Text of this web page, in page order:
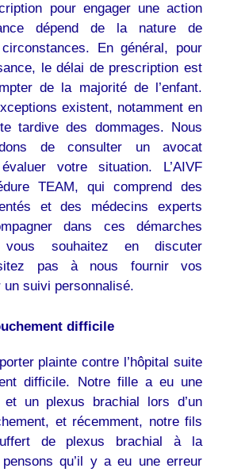
pour engager une action
dépend de la nature de
En général, pour
le délai de prescription est
de la majorité de l’enfant.
existent, notamment en
tardive des dommages. Nous
de consulter un avocat
votre situation. L’AIVF
TEAM, qui comprend des
et des médecins experts
dans ces démarches
souhaitez en discuter
pas à nous fournir vos
un suivi personnalisé.
difficile
plainte contre l’hôpital suite
difficile. Notre fille a eu une
un plexus brachial lors d’un
et récemment, notre fils
de plexus brachial à la
qu’il y a eu une erreur